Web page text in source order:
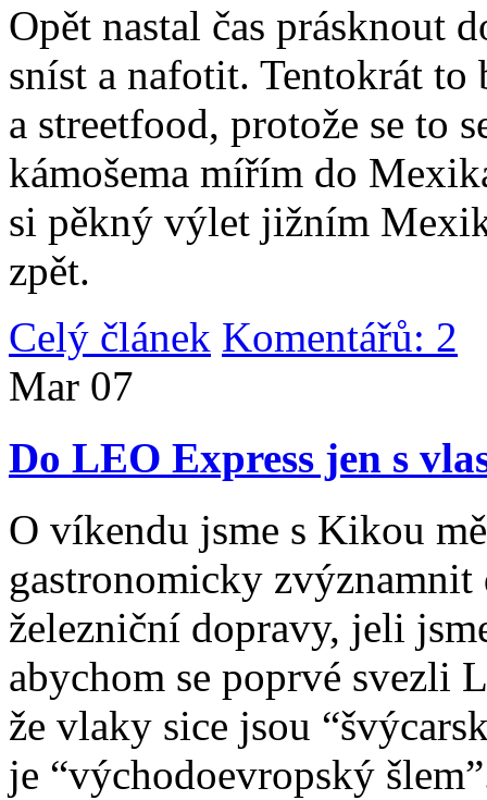
Opět nastal čas prásknout
sníst a nafotit. Tentokrát
a streetfood, protože se to
kámošema mířím do
si pěkný výlet jižním
zpět.
Celý článek Komentářů: 2
Mar 07
Do LEO Express jen s
O víkendu jsme s Kikou
gastronomicky
železniční dopravy, jeli
abychom se poprvé svezli
že vlaky sice jsou
je “východoevropský